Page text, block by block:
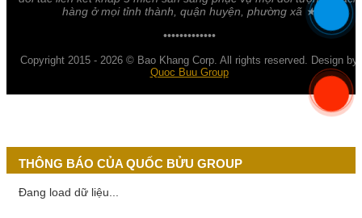
hàng ở mọi tỉnh thành, quận huyện, phường xã ★
•••••••••••••
Copyright 2015 - 2026 © Bao Khang Corp. All rights reserved. Design by
Quoc Buu Group
THÔNG BÁO CỦA QUỐC BỬU GROUP
Đang load dữ liệu...